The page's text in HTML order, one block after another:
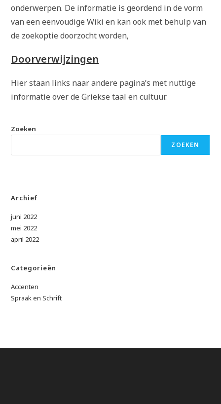
onderwerpen. De informatie is geordend in de vorm
van een eenvoudige Wiki en kan ook met behulp van
de zoekoptie doorzocht worden,
Doorverwijzingen
Hier staan links naar andere pagina’s met nuttige
informatie over de Griekse taal en cultuur.
Zoeken
ZOEKEN
Archief
juni 2022
mei 2022
april 2022
Categorieën
Accenten
Spraak en Schrift